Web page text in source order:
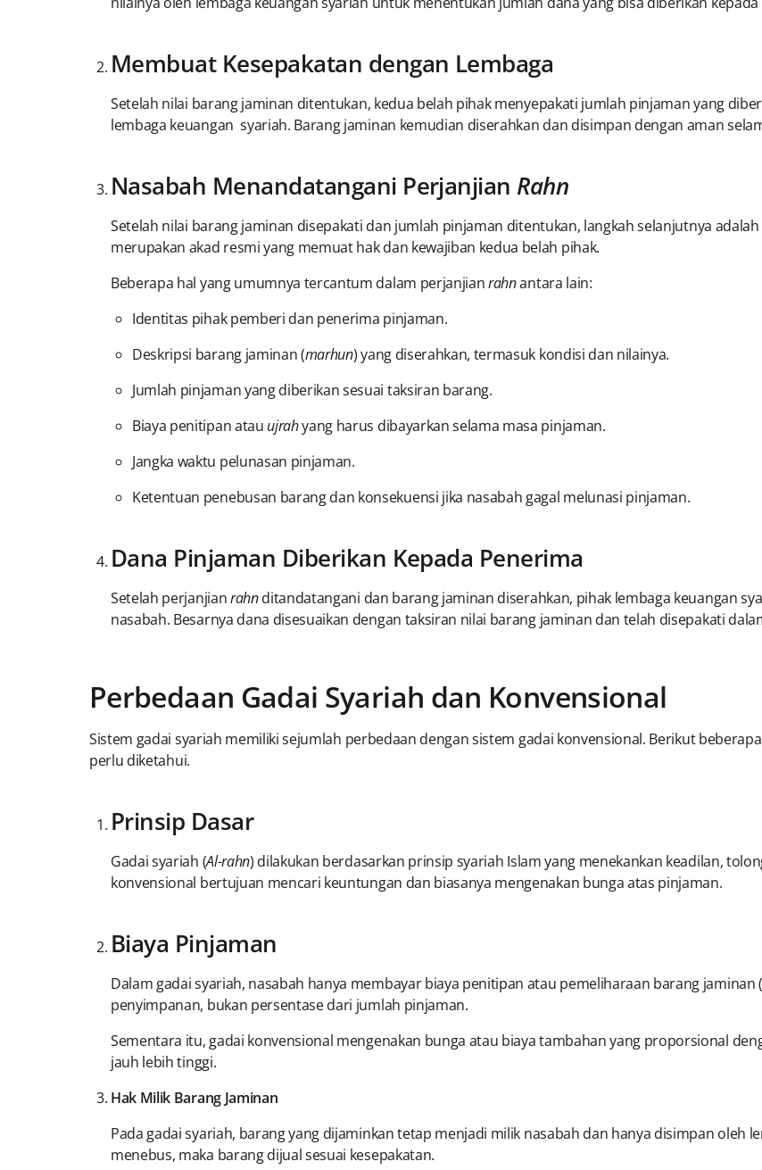
Membuat Kesepakatan dengan Lembaga
Setelah nilai barang jaminan ditentukan, kedua belah pihak menyepakati jumlah pinjaman yang
lembaga keuangan syariah. Barang jaminan kemudian diserahkan dan disimpan dengan aman
Nasabah Menandatangani Perjanjian Rahn
Setelah nilai barang jaminan disepakati dan jumlah pinjaman ditentukan, langkah selanjutnya
merupakan akad resmi yang memuat hak dan kewajiban kedua belah pihak.
Beberapa hal yang umumnya tercantum dalam perjanjianrahnantara lain:
Identitas pihak pemberi dan penerima pinjaman.
Deskripsi barang jaminan (marhun) yang diserahkan, termasuk kondisi dan nilainya.
Jumlah pinjaman yang diberikan sesuai taksiran barang.
Biaya penitipan atau ujrahyang harus dibayarkan selama masa pinjaman.
Jangka waktu pelunasan pinjaman.
Ketentuan penebusan barang dan konsekuensi jika nasabah gagal melunasi pinjaman.
Dana Pinjaman Diberikan Kepada Penerima
Setelah perjanjianrahnditandatangani dan barang jaminan diserahkan, pihak lembaga keuangan
nasabah. Besarnya dana disesuaikan dengan taksiran nilai barang jaminan dan telah disepakati
Perbedaan Gadai Syariah dan Konvensional
Sistem gadai syariah memiliki sejumlah perbedaan dengan sistem gadai konvensional. Berikut
perlu diketahui.
Prinsip Dasar
Gadai syariah (Al-rahn) dilakukan berdasarkan prinsip syariah Islam yang menekankan keadilan,
konvensional bertujuan mencari keuntungan dan biasanya mengenakan bunga atas pinjaman.
Biaya Pinjaman
Dalam gadai syariah, nasabah hanya membayar biaya penitipan atau pemeliharaan barang jaminan (
penyimpanan, bukan persentase dari jumlah pinjaman.
Sementara itu, gadai konvensional mengenakan bunga atau biaya tambahan yang proporsional
jauh lebih tinggi.
Hak Milik Barang Jaminan
Pada gadai syariah, barang yang dijaminkan tetap menjadi milik nasabah dan hanya disimpan oleh
menebus, maka barang dijual sesuai kesepakatan.